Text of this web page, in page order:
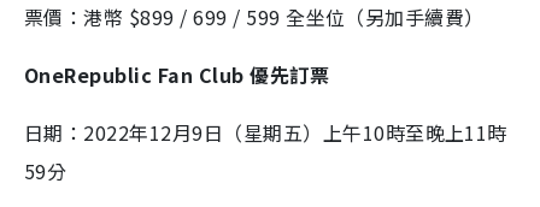
票價：港幣 $899 / 699 / 599 全坐位（另加手續費）
OneRepublic Fan Club 優先訂票
日期：2022年12月9日（星期五）上午10時至晚上11時
59分